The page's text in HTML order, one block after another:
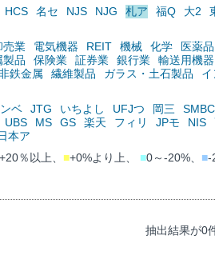
HCS 名セ NJS NJG 札ア 福Q 大2
売業 電気機器 REIT 機械 化学
医薬品
製品 保険業 証券業 銀行業
輸送用機器
鉄金属 繊維製品 ガラス・土石製品
イ
ベ JTG いちよし UFJつ 岡三 SMBC
UBS MS GS 楽天 フィリ JPモ NIS
本ア
％以上、 ■+0%より上、 ■0～-20%、 ■-
抽出結果が0